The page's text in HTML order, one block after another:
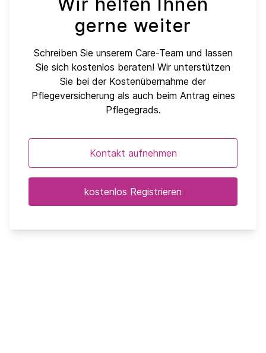
gerne weiter
Schreiben Sie unserem Care-Team und lassen
Sie sich kostenlos beraten! Wir unterstützen
Sie bei der Kostenübernahme der
Pflegeversicherung als auch beim Antrag eines
Pflegegrads.
Kontakt aufnehmen
kostenlos Registrieren